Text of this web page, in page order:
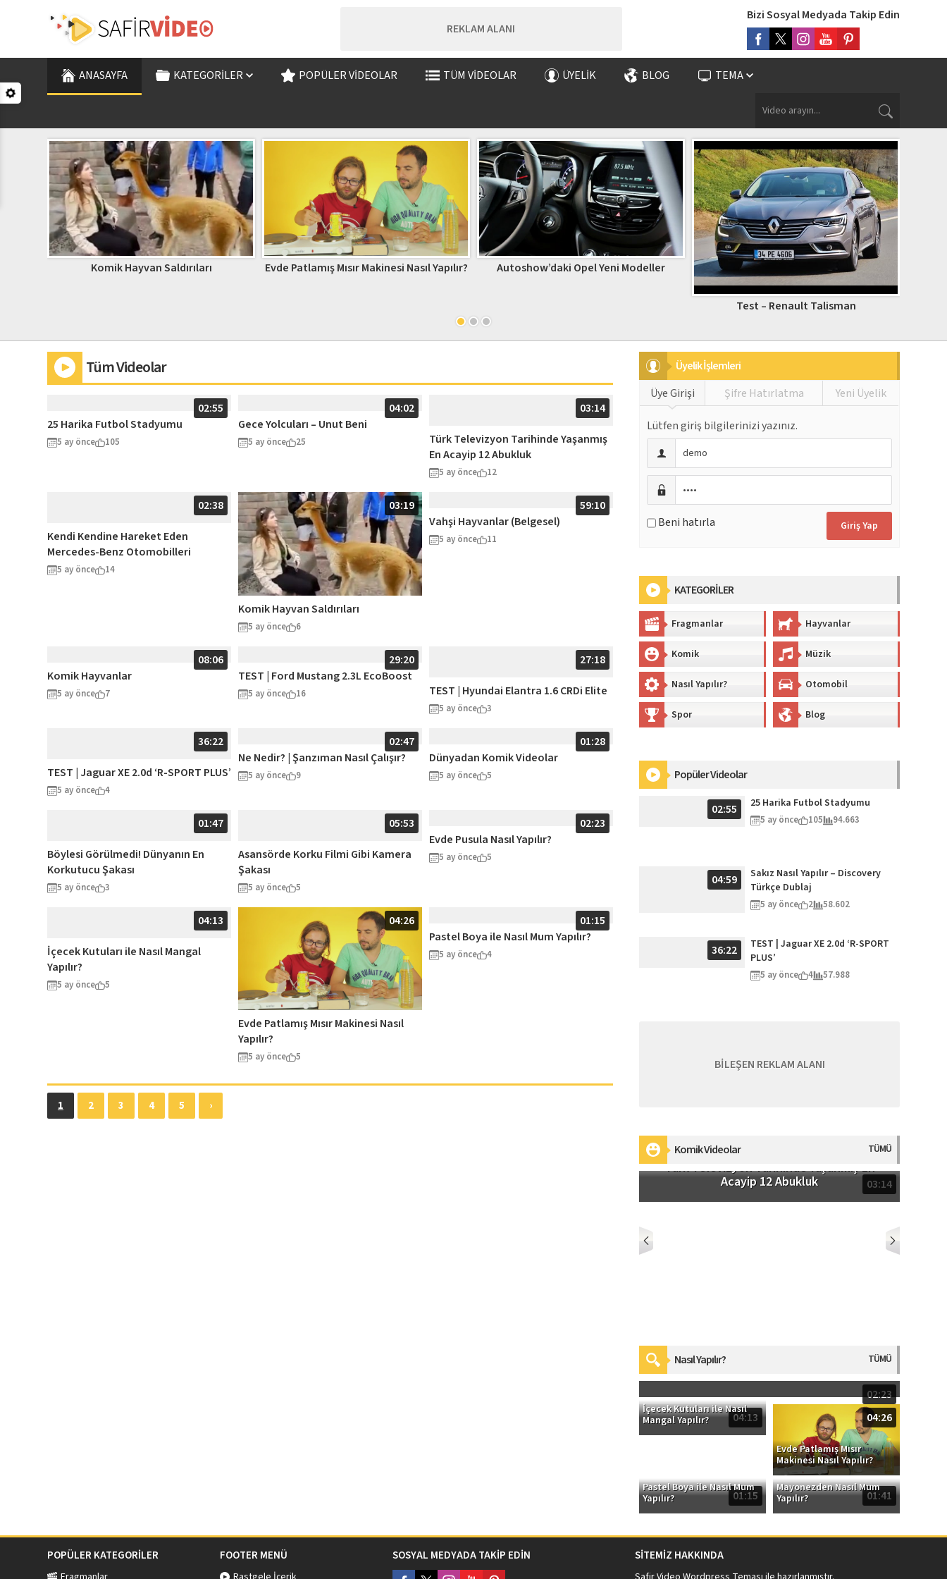
REKLAM ALANI
Bizi Sosyal Medyada Takip Edin
ANASAYFA KATEGORILER POPÜLER VIDEOLAR TÜM VIDEOLAR ÜYELIK BLOG TEMA
Komik Hayvan Saldırıları Evde Patlamış Mısır Makinesi Nasıl Yapılır? Autoshow’daki Opel Yeni Modeller
Test – Renault Talisman
Tüm Videolar
02:55
25 Harika Futbol Stadyumu
5 ay önce 105
04:02
Gece Yolcuları – Unut Beni
5 ay önce 25
03:14
Türk Televizyon Tarihinde Yaşanmış
En Acayip 12 Abukluk
5 ay önce 12
02:38
Kendi Kendine Hareket Eden
Mercedes-Benz Otomobilleri
5 ay önce 14
03:19
Komik Hayvan Saldırıları
5 ay önce 6
59:10
Vahşi Hayvanlar (Belgesel)
5 ay önce 11
08:06
Komik Hayvanlar
5 ay önce 7
29:20
TEST | Ford Mustang 2.3L EcoBoost
5 ay önce 16
27:18
TEST | Hyundai Elantra 1.6 CRDi Elite
5 ay önce 3
36:22
TEST | Jaguar XE 2.0d ‘R-SPORT PLUS’
5 ay önce 4
02:47
Ne Nedir? | Şanzıman Nasıl Çalışır?
5 ay önce 9
01:28
Dünyadan Komik Videolar
5 ay önce 5
01:47
Böylesi Görülmedi! Dünyanın En
Korkutucu Şakası
5 ay önce 3
05:53
Asansörde Korku Filmi Gibi Kamera
Şakası
5 ay önce 5
02:23
Evde Pusula Nasıl Yapılır?
5 ay önce 5
04:13
İçecek Kutuları ile Nasıl Mangal
Yapılır?
5 ay önce 5
04:26
Evde Patlamış Mısır Makinesi Nasıl
Yapılır?
5 ay önce 5
01:15
Pastel Boya ile Nasıl Mum Yapılır?
5 ay önce 4
1 2 3 4 5 ›
Üyelik İşlemleri
Üye Girişi
Şifre Hatırlatma Yeni Üyelik
Lütfen giriş bilgilerinizi yazınız.
Beni hatırla
KATEGORİLER
Fragmanlar Hayvanlar
Komik Müzik
Nasıl Yapılır? Otomobil
Spor Blog
Popüler Videolar
02:55 25 Harika Futbol Stadyumu
5 ay önce 105 94.663
04:59
Sakız Nasıl Yapılır – Discovery
Türkçe Dublaj
5 ay önce 2 58.602
36:22
TEST | Jaguar XE 2.0d ‘R-SPORT
PLUS’
5 ay önce 4 57.988
BİLEŞEN REKLAM ALANI
Komik Videolar TÜMÜ
03:14
Türk Televizyon Tarihinde Yaşanmış En
Acayip 12 Abukluk
Nasıl Yapılır? TÜMÜ
02:23
Evde Pusula Nasıl Yapılır?
04:13
İçecek Kutuları ile Nasıl
Mangal Yapılır?
04:26
Evde Patlamış Mısır
Makinesi Nasıl Yapılır?
01:15
Pastel Boya ile Nasıl Mum
Yapılır?
01:41
Mayonezden Nasıl Mum
Yapılır?
POPÜLER KATEGORİLER FOOTER MENÜ SOSYAL MEDYADA TAKİP EDİN SİTEMİZ HAKKINDA